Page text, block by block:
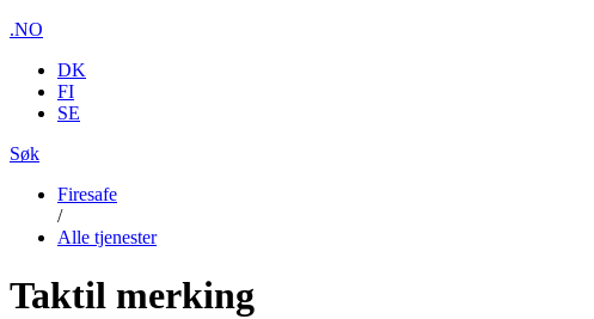
.NO
DK
FI
SE
Søk
Firesafe
/
Alle tjenester
Taktil merking